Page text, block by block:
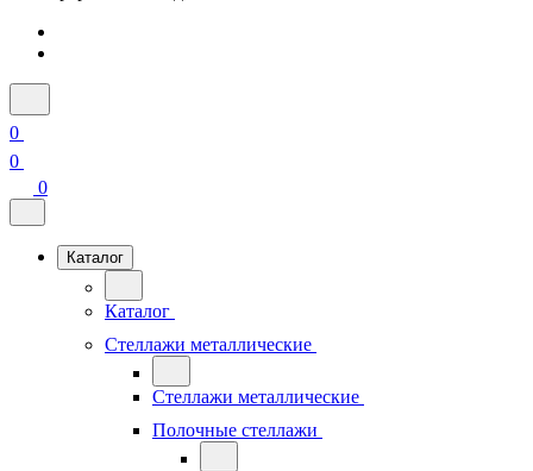
0
0
0
Каталог
Каталог
Стеллажи металлические
Стеллажи металлические
Полочные стеллажи